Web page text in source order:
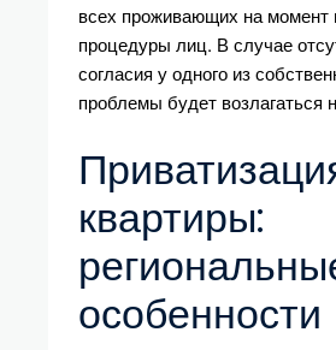
всех проживающих на момент
процедуры лиц. В случае
согласия у одного из
проблемы будет возлагаться
квартиры:
особенности